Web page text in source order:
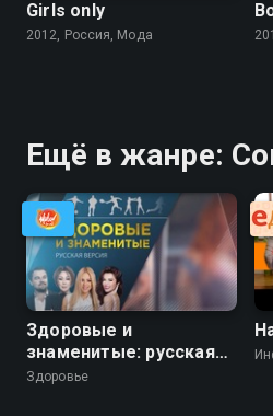
Girls only
2012, Россия, Мода
Ещё в жанре:
Здоровые и
знаменитые: русская
версия
Здоровье